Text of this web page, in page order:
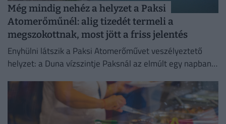
Még mindig nehéz a helyzet a Paksi
Atomerőműnél: alig tizedét termeli a
megszokottnak, most jött a friss jelentés
Enyhülni látszik a Paksi Atomerőművet veszélyeztető
helyzet: a Duna vízszintje Paksnál az elmúlt egy napban